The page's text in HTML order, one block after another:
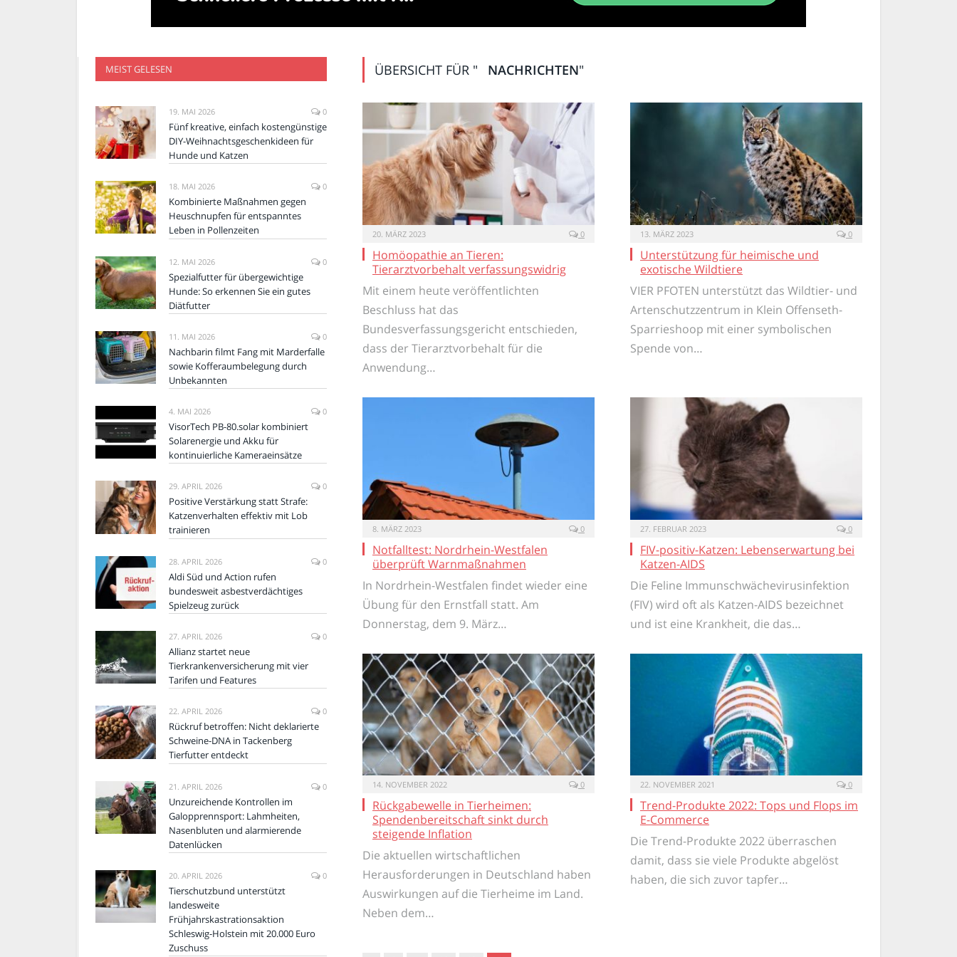
ÜBERSICHT FÜR " NACHRICHTEN"
20. MÄRZ 2023 0
Homöopathie an Tieren:
Tierarztvorbehalt verfassungswidrig
Mit einem heute veröffentlichten
Beschluss hat das
Bundesverfassungsgericht entschieden,
dass der Tierarztvorbehalt für die
Anwendung…
13. MÄRZ 2023 0
Unterstützung für heimische und
exotische Wildtiere
VIER PFOTEN unterstützt das Wildtier- und
Artenschutzzentrum in Klein Offenseth-
Sparrieshoop mit einer symbolischen
Spende von…
8. MÄRZ 2023 0
Notfalltest: Nordrhein-Westfalen
überprüft Warnmaßnahmen
In Nordrhein-Westfalen findet wieder eine
Übung für den Ernstfall statt. Am
Donnerstag, dem 9. März…
27. FEBRUAR 2023 0
FIV-positiv-Katzen: Lebenserwartung bei
Katzen-AIDS
Die Feline Immunschwächevirusinfektion
(FIV) wird oft als Katzen-AIDS bezeichnet
und ist eine Krankheit, die das…
14. NOVEMBER 2022 0
Rückgabewelle in Tierheimen:
Spendenbereitschaft sinkt durch
steigende Inflation
Die aktuellen wirtschaftlichen
Herausforderungen in Deutschland haben
Auswirkungen auf die Tierheime im Land.
Neben dem…
22. NOVEMBER 2021 0
Trend-Produkte 2022: Tops und Flops im
E-Commerce
Die Trend-Produkte 2022 überraschen
damit, dass sie viele Produkte abgelöst
haben, die sich zuvor tapfer…
MEIST GELESEN
19. MAI 2026 0
Fünf kreative, einfach kostengünstige
DIY-Weihnachtsgeschenkideen für
Hunde und Katzen
18. MAI 2026 0
Kombinierte Maßnahmen gegen
Heuschnupfen für entspanntes
Leben in Pollenzeiten
12. MAI 2026 0
Spezialfutter für übergewichtige
Hunde: So erkennen Sie ein gutes
Diätfutter
11. MAI 2026 0
Nachbarin filmt Fang mit Marderfalle
sowie Kofferaumbelegung durch
Unbekannten
4. MAI 2026 0
VisorTech PB-80.solar kombiniert
Solarenergie und Akku für
kontinuierliche Kameraeinsätze
29. APRIL 2026 0
Positive Verstärkung statt Strafe:
Katzenverhalten effektiv mit Lob
trainieren
28. APRIL 2026 0
Aldi Süd und Action rufen
bundesweit asbestverdächtiges
Spielzeug zurück
27. APRIL 2026 0
Allianz startet neue
Tierkrankenversicherung mit vier
Tarifen und Features
22. APRIL 2026 0
Rückruf betroffen: Nicht deklarierte
Schweine-DNA in Tackenberg
Tierfutter entdeckt
21. APRIL 2026 0
Unzureichende Kontrollen im
Galopprennsport: Lahmheiten,
Nasenbluten und alarmierende
Datenlücken
20. APRIL 2026 0
Tierschutzbund unterstützt
landesweite
Frühjahrskastrationsaktion
Schleswig-Holstein mit 20.000 Euro
Zuschuss